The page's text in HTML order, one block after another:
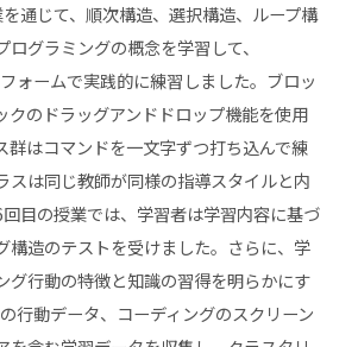
通じて、順次構造、選択構造、ループ構
グラミングの概念を学習して、
ォームで実践的に練習しました。ブロッ
クのドラッグアンドドロップ機能を使用
群はコマンドを一文字ずつ打ち込んで練
スは同じ教師が同様の指導スタイルと内
目の授業では、学習者は学習内容に基づ
構造のテストを受けました。さらに、学
グ行動の特徴と知識の習得を明らかにす
行動データ、コーディングのスクリーン